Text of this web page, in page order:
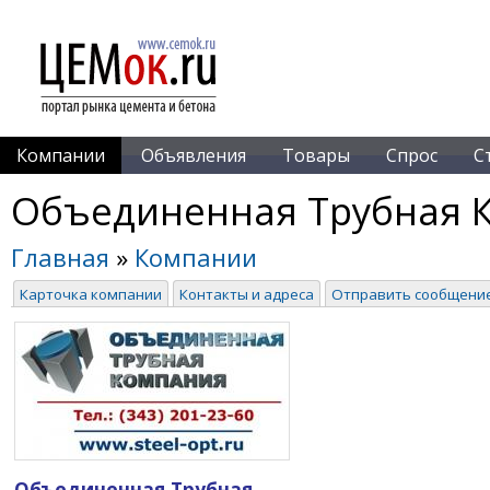
Компании Объявления Товары Спрос
Объединенная
Главная » Компании
Карточка компании Контакты и адреса Отправить